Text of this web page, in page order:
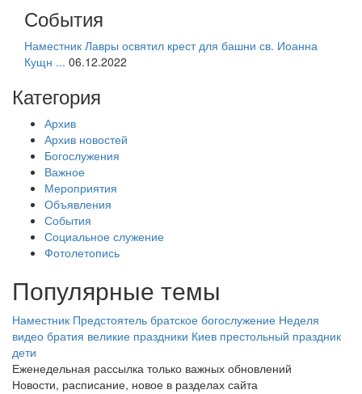
События
Наместник Лавры освятил крест для башни св. Иоанна
Кущн ... 06.12.2022
Категория
Архив
Архив новостей
Богослужения
Важное
Мероприятия
Объявления
События
Социальное служение
Фотолетопись
Популярные темы
Наместник Предстоятель братское богослужение Неделя
видео братия великие праздники Киев престольный праздник
дети
Еженедельная рассылка только важных обновлений
Новости, расписание, новое в разделах сайта